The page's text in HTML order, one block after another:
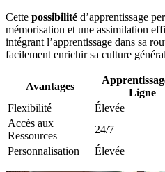
Cette possibilité d’apprentissage
mémorisation et une assimilation
intégrant l’apprentissage dans sa
facilement enrichir sa culture
Avantages
Ligne
Flexibilité
Élevée
Accès aux
Ressources
24/7
Personnalisation
Élevée